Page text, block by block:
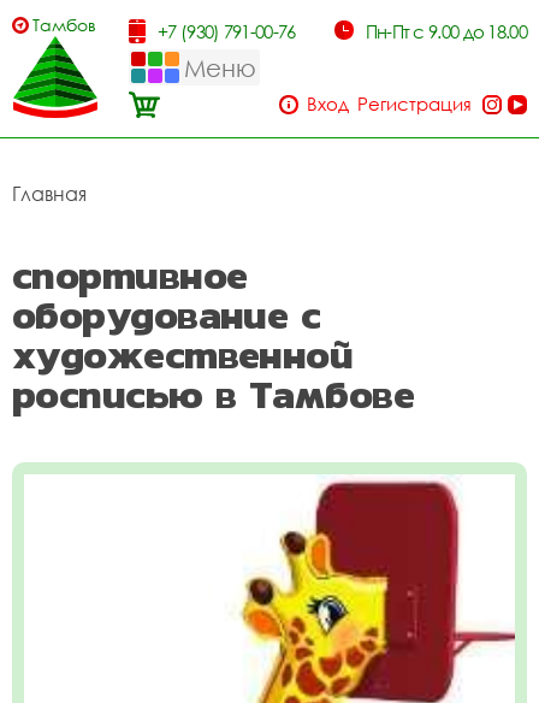
Тамбов +7 (930) 791-00-76 Пн-Пт с 9.00 до 18.00
Меню
Вход Регистрация
Главная
спортивное
оборудование с
художественной
росписью в Тамбове